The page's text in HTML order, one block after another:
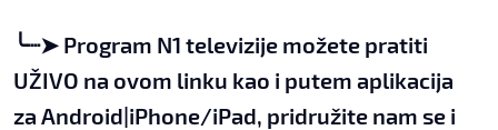
╰┈➤ Program N1 televizije možete pratiti
UŽIVO na ovom linku kao i putem aplikacija
za Android|iPhone/iPad, pridružite nam se i